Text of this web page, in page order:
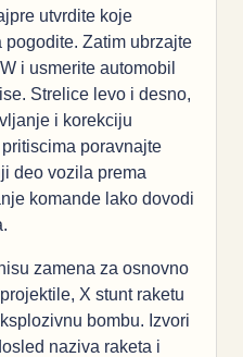
utvrdite koje
pogodite. Zatim ubrzajte
i usmerite automobil
Strelice levo i desno,
i korekciju
poravnajte
deo vozila prema
komande lako dovodi
zamena za osnovno
X stunt raketu
bombu. Izvori
naziva raketa i